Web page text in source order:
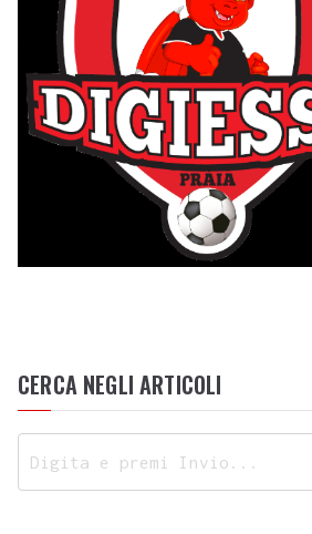
CERCA NEGLI ARTICOLI